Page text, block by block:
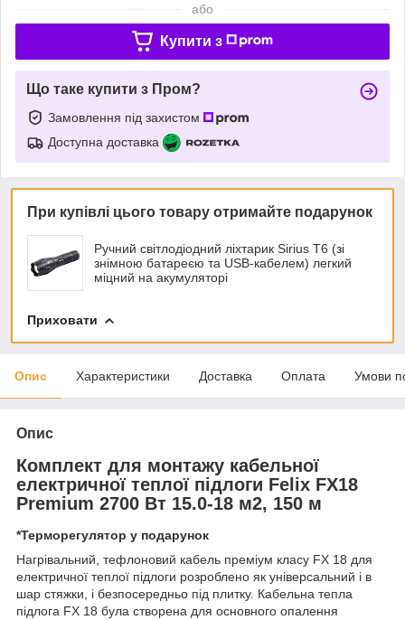
або
Купити з
Що таке купити з Пром?
Замовлення під захистом
Доступна доставка
При купівлі цього товару отримайте подарунок
Ручний світлодіодний ліхтарик Sirius T6 (зі
знімною батареєю та USB-кабелем) легкий
міцний на акумуляторі
Приховати
Опис Характеристики Доставка Оплата Умови
Опис
Комплект для монтажу кабельної
електричної теплої підлоги Felix FX18
Premium 2700 Вт 15.0-18 м2, 150 м
*Терморегулятор у подарунок
Нагрівальний, тефлоновий кабель преміум класу FX 18 для
електричної теплої підлоги розроблено як універсальний і в
шар стяжки, і безпосередньо під плитку. Кабельна тепла
підлога FX 18 була створена для основного опалення